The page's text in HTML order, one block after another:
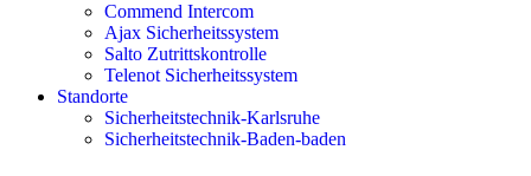
Commend Intercom
Ajax Sicherheitssystem​
Salto Zutrittskontrolle
Telenot Sicherheitssystem
Standorte
Sicherheitstechnik-Karlsruhe
Sicherheitstechnik-Baden-baden